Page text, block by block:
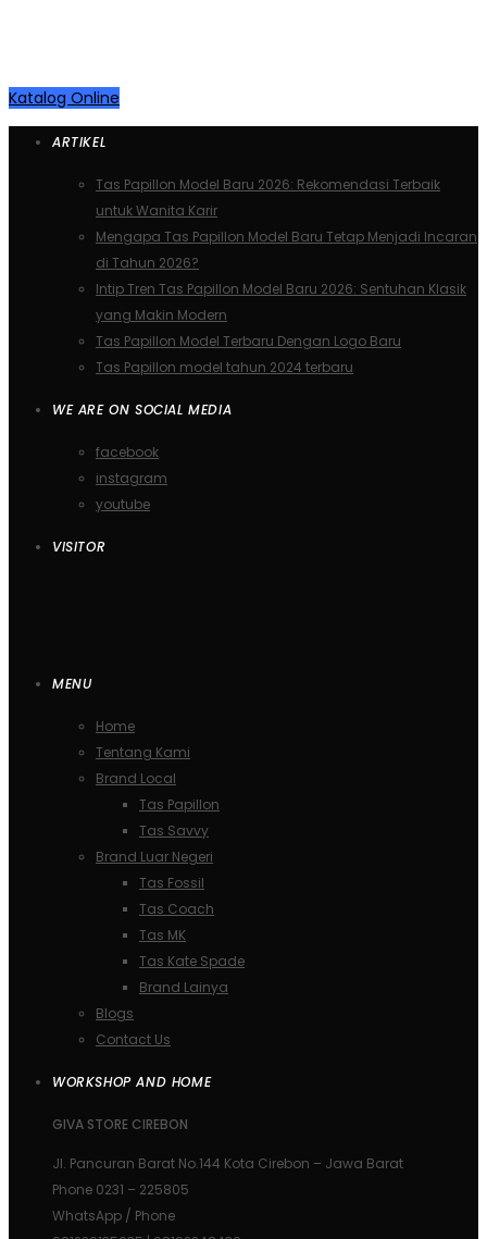
Katalog Online
ARTIKEL
Tas Papillon Model Baru 2026: Rekomendasi Terbaik
untuk Wanita Karir
Mengapa Tas Papillon Model Baru Tetap Menjadi Incaran
di Tahun 2026?
Intip Tren Tas Papillon Model Baru 2026: Sentuhan Klasik
yang Makin Modern
Tas Papillon Model Terbaru Dengan Logo Baru
Tas Papillon model tahun 2024 terbaru
WE ARE ON SOCIAL MEDIA
facebook
instagram
youtube
VISITOR
MENU
Home
Tentang Kami
Brand Local
Tas Papillon
Tas Savvy
Brand Luar Negeri
Tas Fossil
Tas Coach
Tas MK
Tas Kate Spade
Brand Lainya
Blogs
Contact Us
WORKSHOP AND HOME
GIVA STORE CIREBON
Jl. Pancuran Barat No.144 Kota Cirebon – Jawa Barat
Phone 0231 – 225805
WhatsApp / Phone